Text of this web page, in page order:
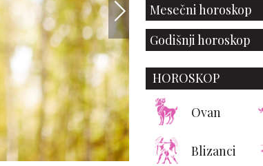
Mesečni horoskop
Godišnji horoskop
HOROSKOP
Ovan
Blizanci